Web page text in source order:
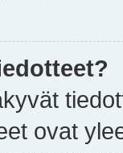
ovat